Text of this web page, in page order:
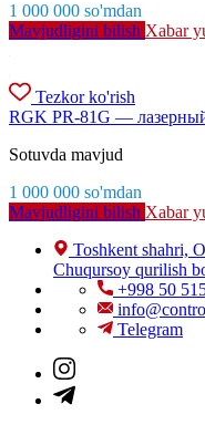
1 000 000 so'mdan
Mavjudligini bilish Xabar
Tezkor ko'rish
RGK PR-81G —
Sotuvda mavjud
1 000 000 so'mdan
Mavjudligini bilish Xabar
Toshkent shahri,
Chuqursoy qurilish
+998 50
Telegram